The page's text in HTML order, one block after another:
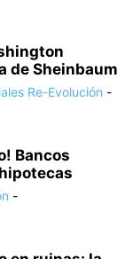
de Sheinbaum
Re-Evolución -
Bancos
-